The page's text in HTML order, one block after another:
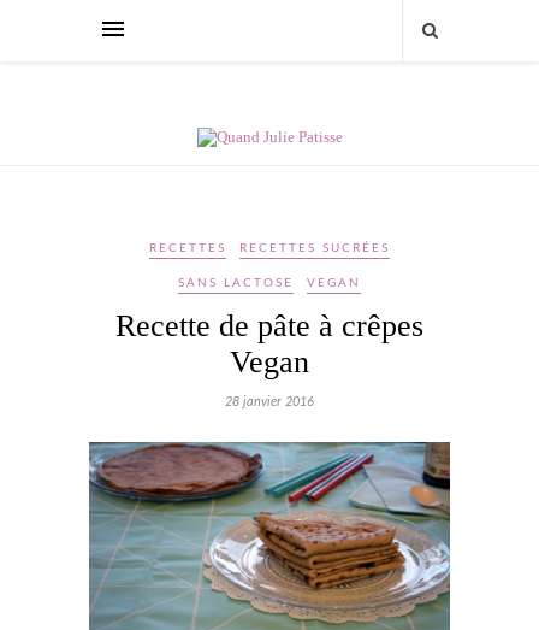
RECETTES RECETTES SUCRÉES
SANS LACTOSE VEGAN
Recette de pâte à crêpes
Vegan
28 janvier 2016